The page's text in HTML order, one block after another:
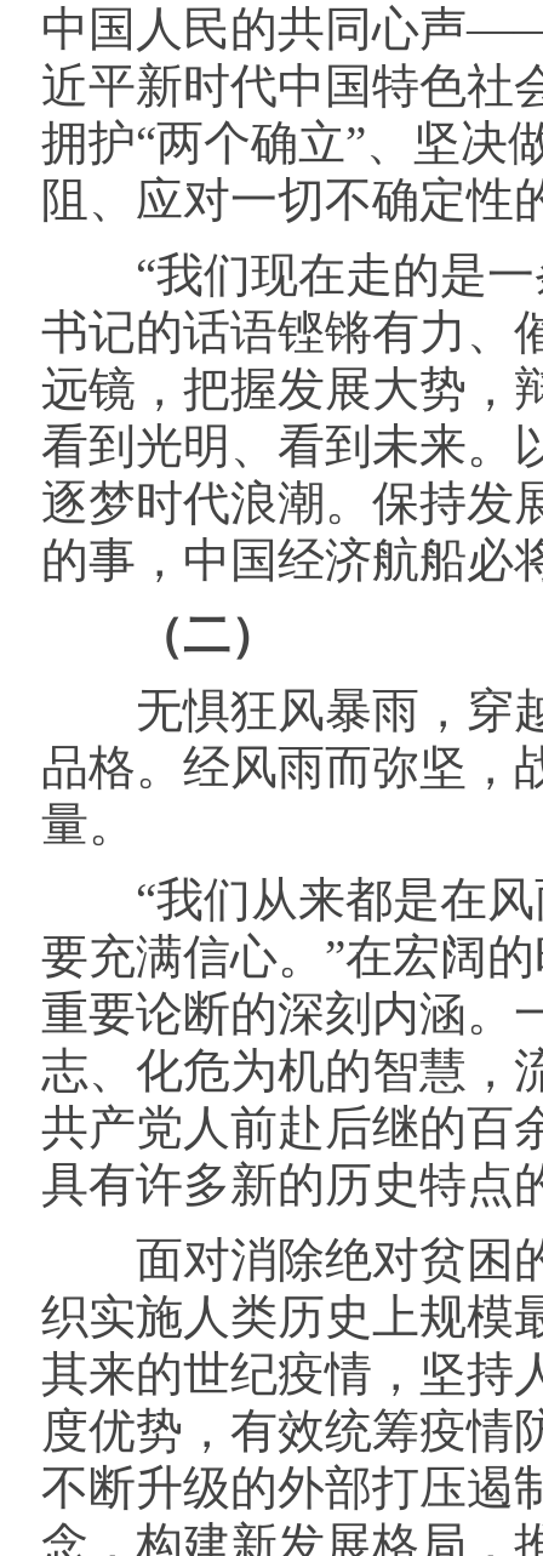
中国人民的共同心声
近平新时代中国特色社
拥护“两个确立”、坚决
阻、应对一切不确定性
“我们现在走的是一
书记的话语铿锵有力、
远镜，把握发展大势，
看到光明、看到未来。
逐梦时代浪潮。保持发
的事，中国经济航船必
（二）
无惧狂风暴雨，穿越
品格。经风雨而弥坚，
量。
“我们从来都是在风
要充满信心。”在宏阔
重要论断的深刻内涵。
志、化危为机的智慧，
共产党人前赴后继的百
具有许多新的历史特点
面对消除绝对贫困的
织实施人类历史上规模
其来的世纪疫情，坚持
度优势，有效统筹疫情
不断升级的外部打压遏
念，构建新发展格局，